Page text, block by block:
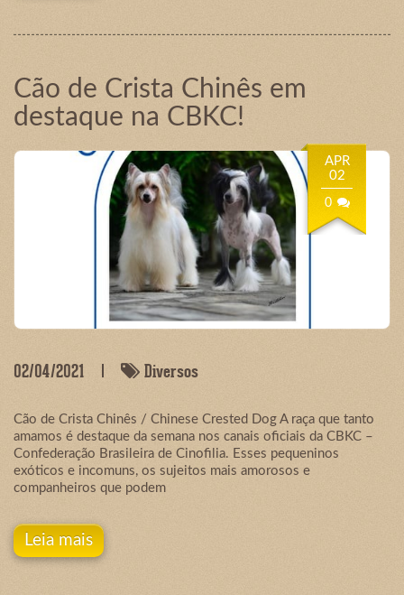
Cão de Crista Chinês em
destaque na CBKC!
APR
02
0
02/04/2021 Diversos
Cão de Crista Chinês / Chinese Crested Dog A raça que tanto
amamos é destaque da semana nos canais oficiais da CBKC –
Confederação Brasileira de Cinofilia. Esses pequeninos
exóticos e incomuns, os sujeitos mais amorosos e
companheiros que podem
Leia mais